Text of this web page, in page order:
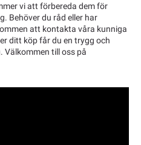
vi att förbereda dem för
Behöver du råd eller har
att kontakta våra kunniga
ditt köp får du en trygg och
Välkommen till oss på